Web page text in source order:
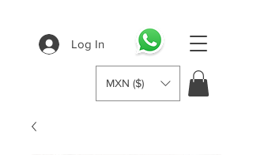
MXN ($)
Log In